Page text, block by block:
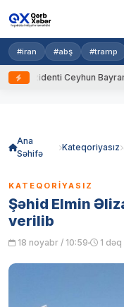
#iran #abş #tramp
Ceyhun Bayramovu
Ana
Səhifə
Kateqoriyasız
KATEQORIYASIZ
Şəhid Elmin
verilib
18 noyabr / 10:59 1 dəq